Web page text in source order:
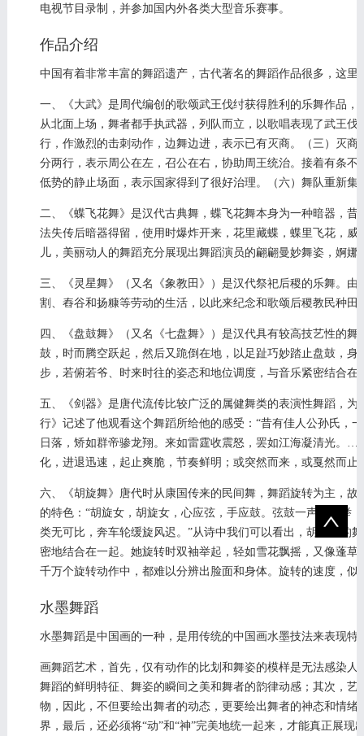
电视节目录制，并参加国内外各类大型音乐赛事。
作品介绍
中国有着非常丰富的舞蹈遗产，古代著名的舞蹈作品很多，这
一、《大武》是周代编创的歌颂武王伐纣获得胜利的乐舞作品
从北面上场，舞者都手执武器，列队而立，以歌唱表现了武王
行，作激烈的击刺动作，边舞边进，表示已有灭商。（三）灭
分两行，表示周公在左，召公在右，协助周王统治。接着有条
低势的静止场面，表示国家得到了很好治理。（六）舞队重新
二、《蝶飞花舞》是汉代古典舞，蝶飞花舞本身为一种暗器，
法失传后暗器得留，使用时爆炸开来，花里藏蝶，蝶里飞花，
儿，美丽动人的舞蹈充分展现出舞蹈演员的翩翩曼妙舞姿，婀
三、《灵星舞》（又名《象教田》）是汉代祭祀后稷的乐舞。
割、舂谷和扬糠等劳动的生活，以此来纪念和歌颂后稷教民种田
四、《盘鼓舞》（又名《七盘舞》）是汉代具有较高技艺性的
鼓，时而腾空跃起，然后又跪倒在地，以足趾巧妙踏止盘鼓，
步，若俯若爷、时来时往的姿态和地位调度，与音乐紧密结合在
五、《剑器》是唐代流传比较广泛的属健舞类的表演性舞蹈，
行》记述了他观看这个舞蹈所给他的感受：“昔有佳人公孙氏，
日落，矫如群帝骖龙翔。来如雷霆收震怒，罢如江海凝清光。
化，进退迅速，起止爽脆，节奏鲜明；或突然而来，或戛然而
六、《胡旋舞》唐代时从康国传来的民间舞，舞蹈旋转为主，
的特色：“胡旋女，胡旋女，心应弦，手应鼓。弦鼓一声双袖举
类无可比，奔车轮缓旋风迟。”从诗中我们可以看出，胡旋女的
密地结合在一起。她旋转时双袖举起，轻如雪花飘摇，又像蓬
千万个旋转动作中，都难以分辨出脸面和身体。旋转的速度，
水墨舞蹈
水墨舞蹈是中国画的一种，是用传统的中国画水墨技法来表现特
画舞蹈艺术，首先，仅有动作的比划和舞姿的模样是无法感染人
舞蹈的鲜明特征、舞姿的瞬间之美和舞者的韵律动感；其次，艺
物，因此，不但要绘出舞者的动态，更要绘出舞者的神态和情绪
界，最后，还必须将“动”和“神”完美地统一起来，才能真正展现